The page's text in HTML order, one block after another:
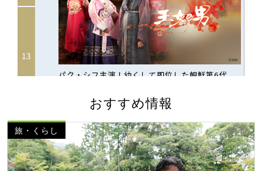
おすすめ情報
旅・くらし